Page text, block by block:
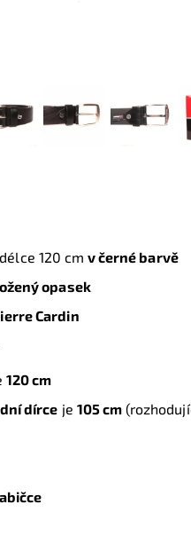
120 cm v černé barvě
opasek
Cardin
120 cm
dírce je 105 cm